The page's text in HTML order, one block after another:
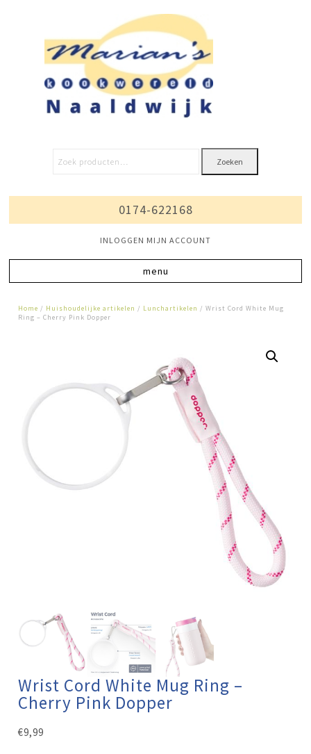
Zoeken
0174-622168
INLOGGEN MIJN ACCOUNT
Home / Huishoudelijke artikelen / Lunchartikelen / Wrist Cord White Mug
Ring – Cherry Pink Dopper
Wrist Cord White Mug Ring –
Cherry Pink Dopper
€9,99